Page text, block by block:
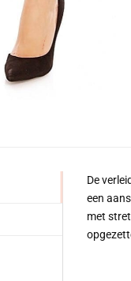
De
een
met